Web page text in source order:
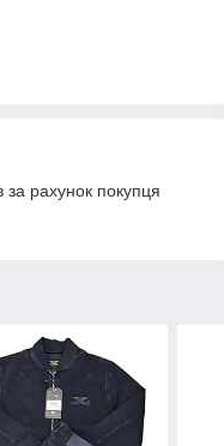
рахунок покупця